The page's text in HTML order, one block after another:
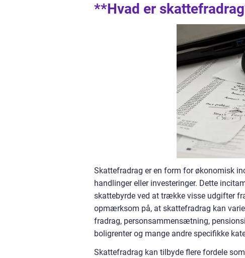
**Hvad er
Skattefradrag er en form for økonomisk
handlinger eller investeringer. Dette
skattebyrde ved at trække visse udgifter
opmærksom på, at skattefradrag kan
fradrag, personsammensætning,
boligrenter og mange andre specifikke
Skattefradrag kan tilbyde flere fordele